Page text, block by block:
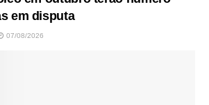
em disputa
07/08/2026